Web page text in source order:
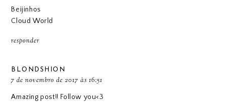
Beijinhos
Cloud World
responder
BLONDSHION
7 de novembro de 2017 às 16:51
Amazing post!! Follow you<3